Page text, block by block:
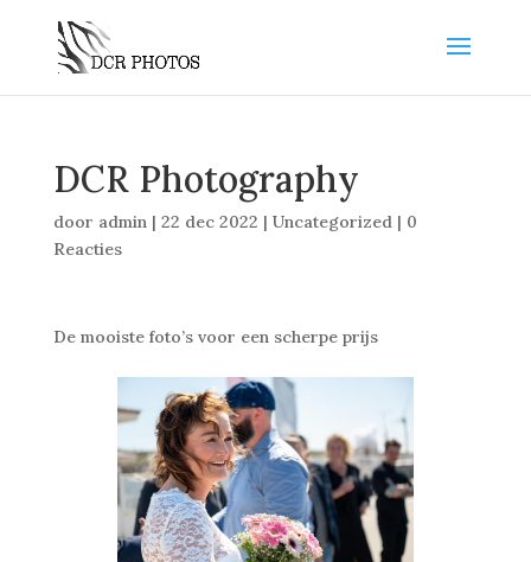
DCR Photography
door admin| 22 dec 2022 | Uncategorized| 0
Reacties
De mooiste foto’s voor een scherpe prijs